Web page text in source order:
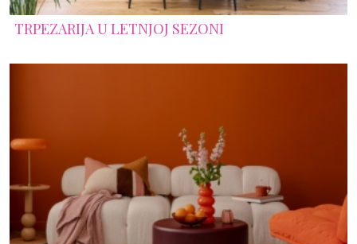
TRPEZARIJA U LETNJOJ SEZONI